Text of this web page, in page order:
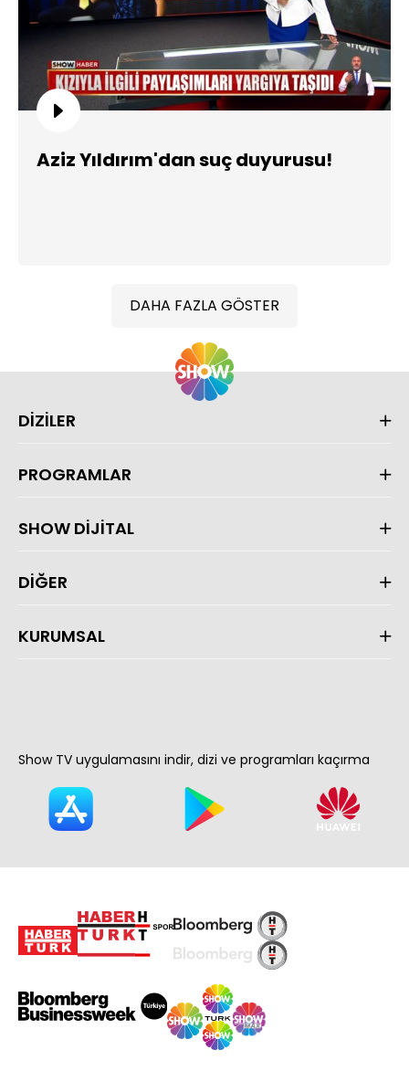
Aziz Yıldırım'dan suç duyurusu!
DAHA FAZLA GÖSTER
DİZİLER
PROGRAMLAR
SHOW DİJİTAL
DİĞER
KURUMSAL
Show TV uygulamasını indir, dizi ve programları kaçırma